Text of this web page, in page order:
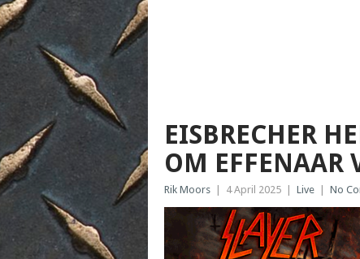
EISBRECHER
OM EFFENAAR
Rik Moors 4 April 2025 Live No